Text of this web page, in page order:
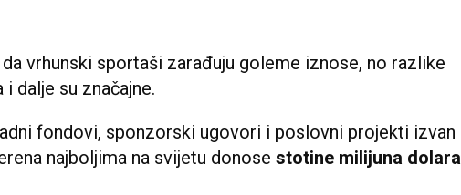
vrhunski sportaši zarađuju goleme iznose, no razlike
i dalje su značajne.
fondovi, sponzorski ugovori i poslovni projekti izvan
najboljima na svijetu donose stotine milijuna dolara